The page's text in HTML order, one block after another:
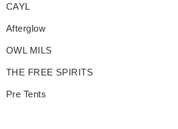
CAYL
Afterglow
OWL MILS
THE FREE SPIRITS
Pre Tents